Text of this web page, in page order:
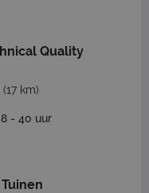
Quality
(17 km)
- 40 uur